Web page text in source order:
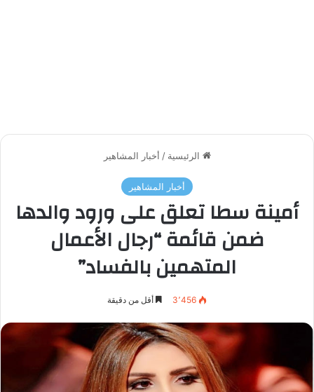
الرئيسية / أخبار المشاهير
أخبار المشاهير
أمينة سطا تعلق على ورود والدها
ضمن قائمة “رجال الأعمال
المتهمين بالفساد”
3٬456 أقل من دقيقة